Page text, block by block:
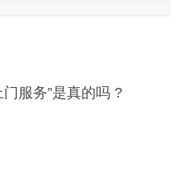
服务”是真的吗 ?